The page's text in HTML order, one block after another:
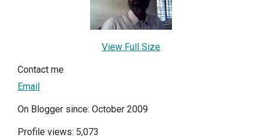
View Full Size
Contact me
Email
On Blogger since: October 2009
Profile views: 5,073